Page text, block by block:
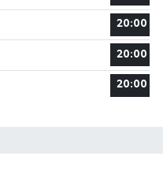
20:00
20:00
20:00